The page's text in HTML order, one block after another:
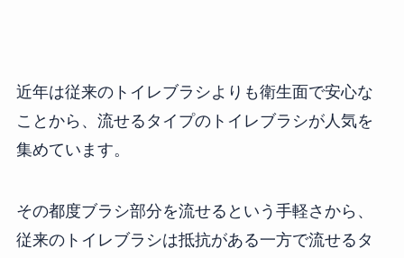
近年は従来のトイレブラシよりも衛生面で安心な
ことから、流せるタイプのトイレブラシが人気を
集めています。
その都度ブラシ部分を流せるという手軽さから、
従来のトイレブラシは抵抗がある一方で流せるタ